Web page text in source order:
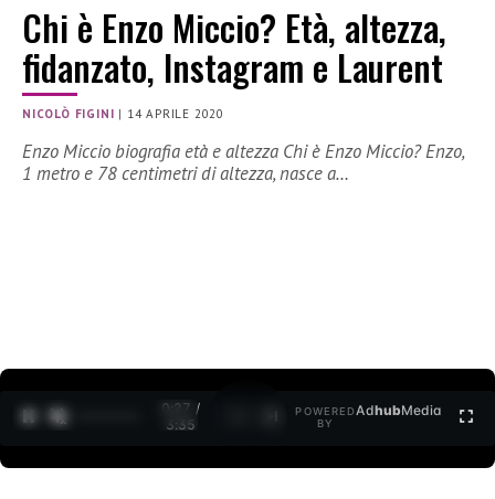
Chi è Enzo Miccio? Età, altezza,
fidanzato, Instagram e Laurent
NICOLÒ FIGINI | 14 APRILE 2020
Enzo Miccio biografia età e altezza Chi è Enzo Miccio? Enzo,
1 metro e 78 centimetri di altezza, nasce a…
0:27 /
3:35
POWERED
BY
AdhubMedia